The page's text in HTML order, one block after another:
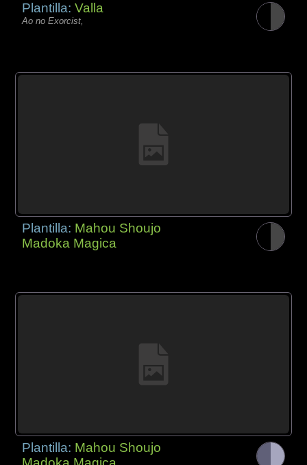
Plantilla:Valla
Ao no Exorcist,
Plantilla: Mahou Shoujo
Madoka Magica
Plantilla: Mahou Shoujo